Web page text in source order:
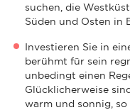
suchen, die
Süden und Osten in
Investieren Sie in
berühmt für sein
unbedingt einen
Glücklicherweise
warm und sonnig, so